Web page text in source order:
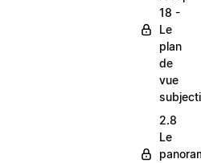
18 -
Le
plan
de
vue
2.8
Le